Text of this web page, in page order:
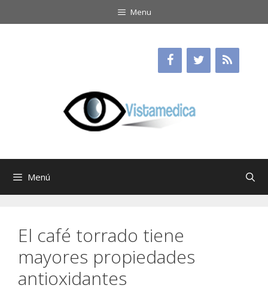
al
Menu
Menú
El café torrado tiene
mayores propiedades
antioxidantes